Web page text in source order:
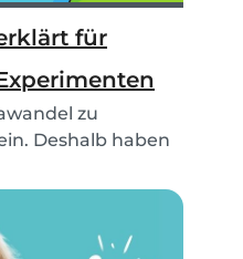
für
zu
Deshalb haben